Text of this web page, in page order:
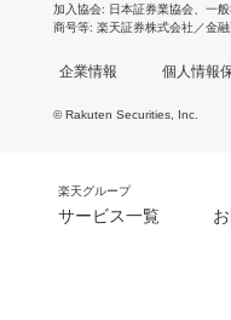
加入協会 日本証券業協会 一
商号等 楽天証券株式会社／金
企業情報 個人情報
© Rakuten Securities, Inc.
楽天グループ
サービス一覧